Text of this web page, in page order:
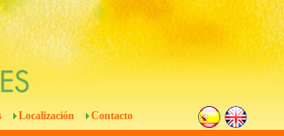
Localización Contacto